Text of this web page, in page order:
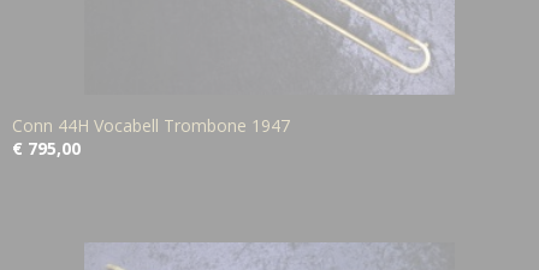
Conn 44H Vocabell Trombone 1947
€ 795,00